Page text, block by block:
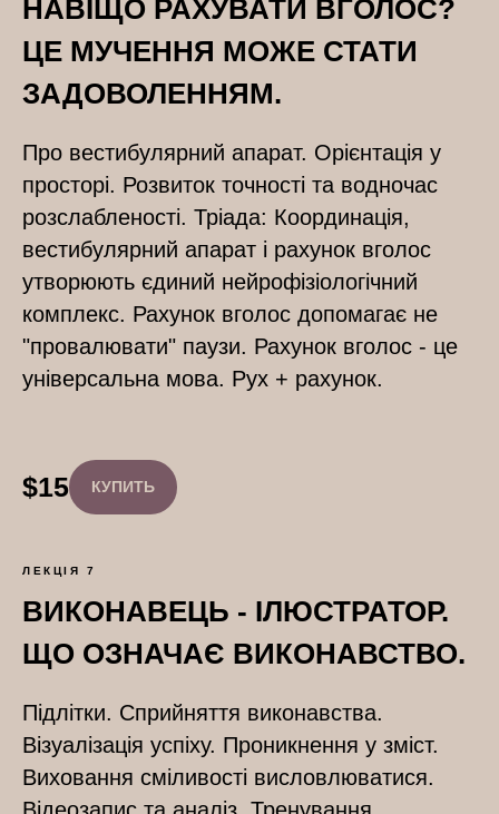
НАВІЩО РАХУВАТИ ВГОЛОС?
ЦЕ МУЧЕННЯ МОЖЕ СТАТИ
ЗАДОВОЛЕННЯМ.
Про вестибулярний апарат. Орієнтація у
просторі. Розвиток точності та водночас
розслабленості. Тріада: Координація,
вестибулярний апарат і рахунок вголос
утворюють єдиний нейрофізіологічний
комплекс. Рахунок вголос допомагає не
"провалювати" паузи. Рахунок вголос - це
універсальна мова. Рух + рахунок.
$15 КУПИТЬ
ЛЕКЦІЯ 7
ВИКОНАВЕЦЬ - ІЛЮСТРАТОР.
ЩО ОЗНАЧАЄ ВИКОНАВСТВО.
Підлітки. Сприйняття виконавства.
Візуалізація успіху. Проникнення у зміст.
Виховання сміливості висловлюватися.